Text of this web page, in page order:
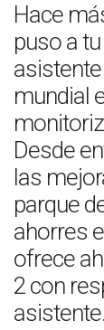
Hace
puso a
asistente
mundial
Desde
las
parque
ahorres
ofrece
2 con
asistente.